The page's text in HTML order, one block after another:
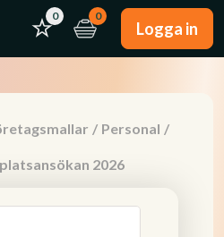
0 0
Logga in
/ Personal /
2026